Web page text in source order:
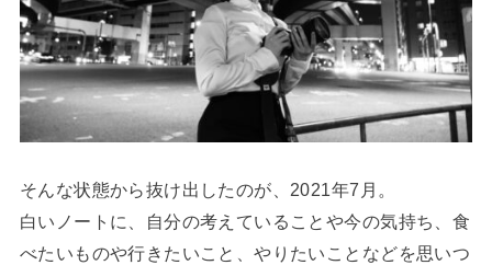
そんな状態から抜け出したのが、2021年7月。
白いノートに、自分の考えていることや今の気持ち、食
べたいものや行きたいこと、やりたいことなどを思いつ